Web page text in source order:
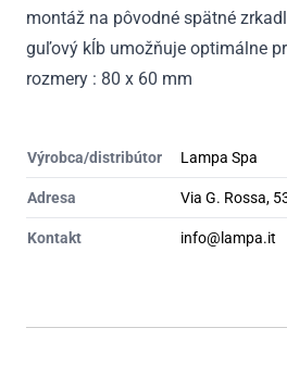
montáž na pôvodné spätné
guľový kĺb umožňuje optimálne
rozmery : 80 x 60 mm
Výrobca/distribútor Lampa Spa
Adresa Via G. Rossa,
Kontakt info@lampa.it